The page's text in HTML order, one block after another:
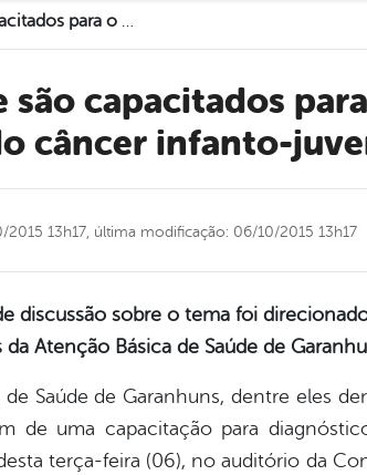
Profissionais de saúde são capacitados para o diagnóstico precoce do câncer infanto-juvenil
câncer infanto-
13h17, última modificação: 06/10/2015 13h17
discussão sobre o tema foi
Atenção Básica de Saúde de
Saúde de Garanhuns, dentre eles
de uma capacitação para
terça-feira (06), no auditório da